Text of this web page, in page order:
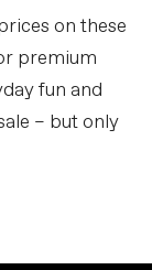
on these
premium
fun and
– but only